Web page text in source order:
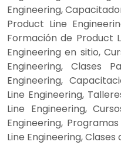
Engineering,
Product Line
Formación de Product
Engineering en sitio,
Engineering, Clases
Engineering,
Line Engineering,
Line Engineering,
Engineering,
Line Engineering,